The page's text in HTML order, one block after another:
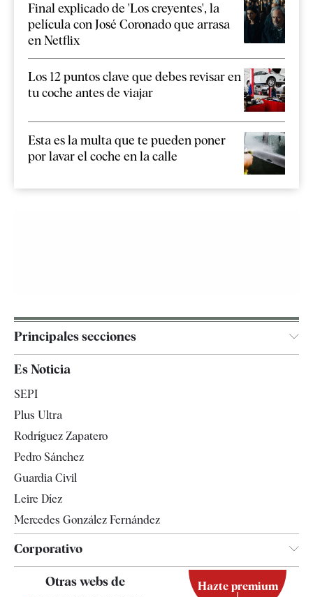
Final explicado de 'Los creyentes', la
película con José Coronado que arrasa
en Netflix
Los 12 puntos clave que debes revisar en
tu coche antes de viajar
Esta es la multa que te pueden poner
por lavar el coche en la calle
Principales secciones
España
Televisión
Es Noticia
SEPI
Plus Ultra
Rodríguez Zapatero
Pedro Sánchez
Guardia Civil
Leire Díez
Mercedes González Fernández
Corporativo
Contacto
Otras webs de Hazte premium